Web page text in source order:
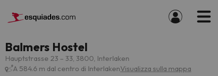
Balmers Hostel
Hauptstrasse 23 – 33, 3800, Interlaken
A 584.6 m dal centro di InterlakenVisualizza sulla mappa